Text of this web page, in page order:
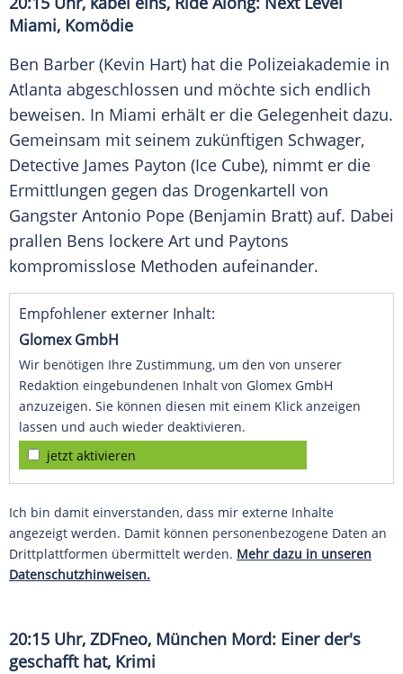
Miami, Komödie
Ben Barber (Kevin Hart) hat die Polizeiakademie in
Atlanta abgeschlossen und möchte sich endlich
beweisen. In Miami erhält er die Gelegenheit dazu.
Gemeinsam mit seinem zukünftigen Schwager,
Detective James Payton (Ice Cube), nimmt er die
Ermittlungen gegen das Drogenkartell von
Gangster Antonio Pope (Benjamin Bratt) auf. Dabei
prallen Bens lockere Art und Paytons
kompromisslose Methoden aufeinander.
Empfohlener externer Inhalt:
Glomex GmbH
Wir benötigen Ihre Zustimmung, um den von unserer
Redaktion eingebundenen Inhalt von Glomex GmbH
anzuzeigen. Sie können diesen mit einem Klick anzeigen
lassen und auch wieder deaktivieren.
jetzt aktivieren
Ich bin damit einverstanden, dass mir externe Inhalte
angezeigt werden. Damit können personenbezogene Daten an
Drittplattformen übermittelt werden. Mehr dazu in unseren
Datenschutzhinweisen.
20:15 Uhr, ZDFneo, München Mord: Einer der's
geschafft hat, Krimi